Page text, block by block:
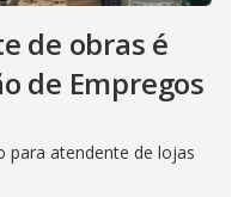
de obras é
de Empregos
para atendente de lojas